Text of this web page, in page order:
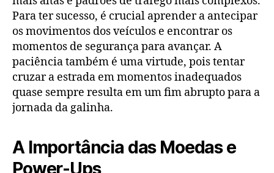
Para ter sucesso, é crucial aprender a antecipar
os movimentos dos veículos e encontrar os
momentos de segurança para avançar. A
paciência também é uma virtude, pois tentar
cruzar a estrada em momentos inadequados
quase sempre resulta em um fim abrupto para a
jornada da galinha.
A Importância das Moedas e
Power-Ups